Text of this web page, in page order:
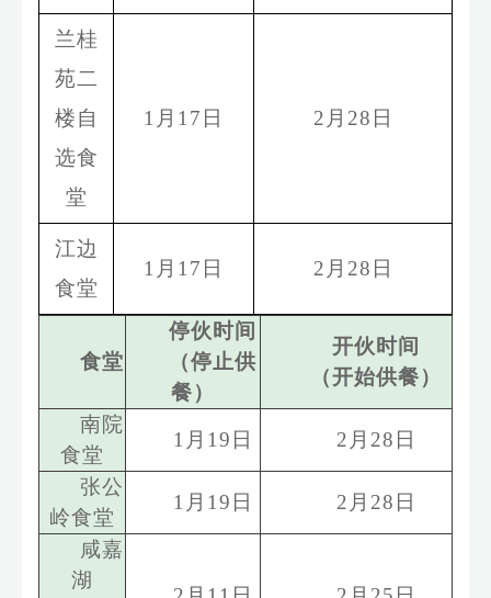
兰桂
苑二
楼自
选食
堂
1 月 17 日 2 月 28 日
江边
食堂
1 月 17 日 2 月 28 日
食堂
停伙时间
（停止供
餐）
开伙时间
（开始供餐）
南院
食堂
1 月 19 日 2 月 28 日
张公
岭食堂
1 月 19 日 2 月 28 日
咸嘉
湖